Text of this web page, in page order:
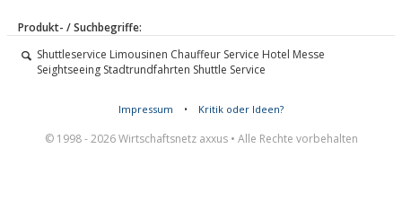
Produkt- / Suchbegriffe:
Shuttleservice Limousinen Chauffeur Service Hotel Messe
Seightseeing Stadtrundfahrten Shuttle Service
Impressum • Kritik oder Ideen?
© 1998 - 2026 Wirtschaftsnetz axxus • Alle Rechte vorbehalten